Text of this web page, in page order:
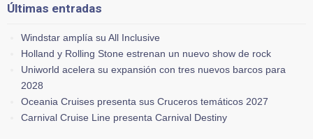
Últimas entradas
Windstar amplía su All Inclusive
Holland y Rolling Stone estrenan un nuevo show de rock
Uniworld acelera su expansión con tres nuevos barcos para
2028
Oceania Cruises presenta sus Cruceros temáticos 2027
Carnival Cruise Line presenta Carnival Destiny